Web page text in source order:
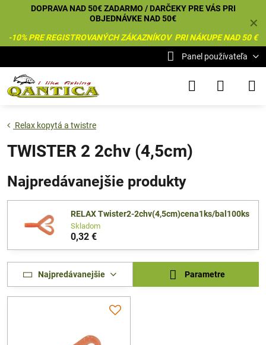
✕
DOPRAVA NAD 50€ ZADARMO / DARČEKY PRE VÁS PRI
OBJEDNÁVKE NAD 50€
-10% PRE REGISTROVANÝCH ZÁKAZNÍKOV PRI NÁKUPE NAD 50 €
Panel používateľa
Relax kopytá a twistre
TWISTER 2 2chv (4,5cm)
Najpredávanejšie produkty
RELAX Twister2-2chv(4,5cm)cena1ks/bal100ks
Skladom
0,32 €
Najpredávanejšie Parametre